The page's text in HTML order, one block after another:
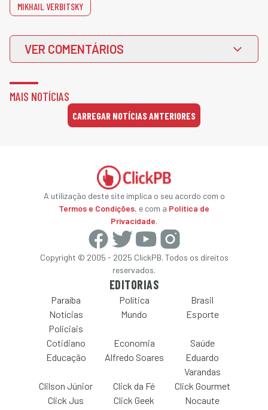
MIKHAIL VERBITSKY
VER COMENTÁRIOS
MAIS NOTÍCIAS
CARREGAR NOTÍCIAS ANTERIORES
A utilização deste site implica o seu acordo com o
Termos e Condições, e com a Política de
Privacidade.
Copyright © 2005 - 2025 ClickPB. Todos os direitos
reservados.
EDITORIAS
Paraíba Política
Brasil
Notícias
Policiais
Mundo Esporte
Cotidiano Economia
Saúde
Educação
Alfredo Soares
Eduardo
Varandas
Clilson Júnior
Click da Fé
Click Gourmet
Click Jus
Click Geek Nocaute